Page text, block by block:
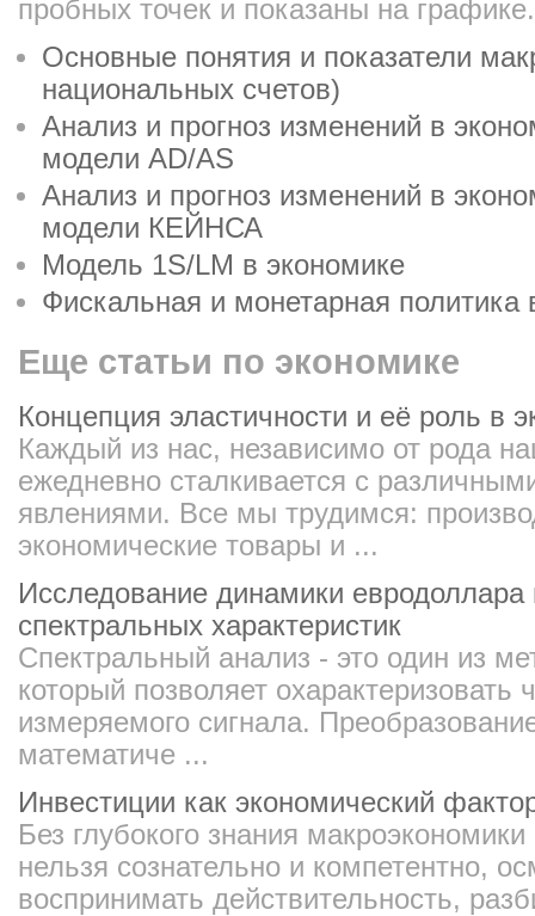
пробных точек и показаны на графике.
Основные понятия и показатели
национальных счетов)
Анализ и прогноз изменений в
модели AD/AS
Анализ и прогноз изменений в
модели КЕЙНСА
Модель 1S/LM в экономике
Фискальная и монетарная политика
Еще статьи по экономике
Концепция эластичности и её роль в
Каждый из нас, независимо от рода
ежедневно сталкивается с
явлениями. Все мы трудимся:
экономические товары и ...
Исследование динамики
спектральных характеристик
Спектральный анализ - это один из
который позволяет охарактеризовать
измеряемого сигнала.
математиче ...
Инвестиции как экономический
Без глубокого знания
нельзя сознательно и компетентно,
воспринимать действительность,